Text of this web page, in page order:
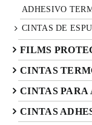
ADHESIVO
CINTAS DE
FILMS
CINTAS
CINTAS PARA
CINTAS